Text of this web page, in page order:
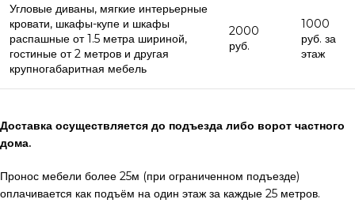
Угловые диваны, мягкие интерьерные
кровати, шкафы-купе и шкафы
распашные от 1.5 метра шириной,
гостиные от 2 метров и другая
крупногабаритная мебель
2000
руб.
1000
руб. за
этаж
Доставка осуществляется до подъезда либо ворот частного
дома.
Пронос мебели более 25м (при ограниченном подъезде)
оплачивается как подъём на один этаж за каждые 25 метров.